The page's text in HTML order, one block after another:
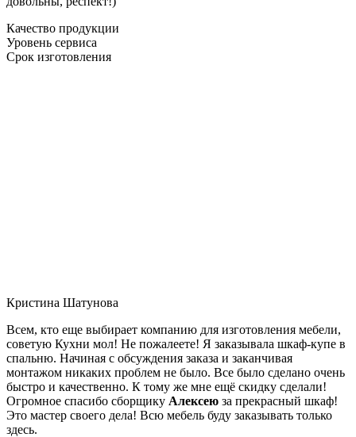
Качество продукции
Уровень сервиса
Срок изготовления
Кристина Шатунова
Всем, кто еще выбирает компанию для изготовления мебели,
советую Кухни мол! Не пожалеете! Я заказывала шкаф-купе в
спальню. Начиная с обсуждения заказа и заканчивая
монтажом никаких проблем не было. Все было сделано очень
быстро и качественно. К тому же мне ещё скидку сделали!
Огромное спасибо сборщику Алексею за прекрасный шкаф!
Это мастер своего дела! Всю мебель буду заказывать только
здесь.